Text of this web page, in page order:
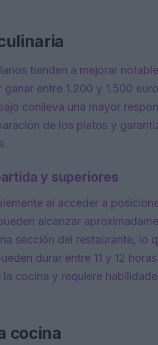
tienden a mejorar
entre 1.200 y 1.500
conlleva una mayor
de los platos y
y superiores
al acceder a
alcanzar
sección del restaurante, lo
durar entre 11 y 12
cocina y requiere
cocina